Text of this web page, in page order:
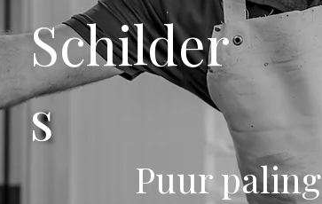
Schilder
s
Puur paling